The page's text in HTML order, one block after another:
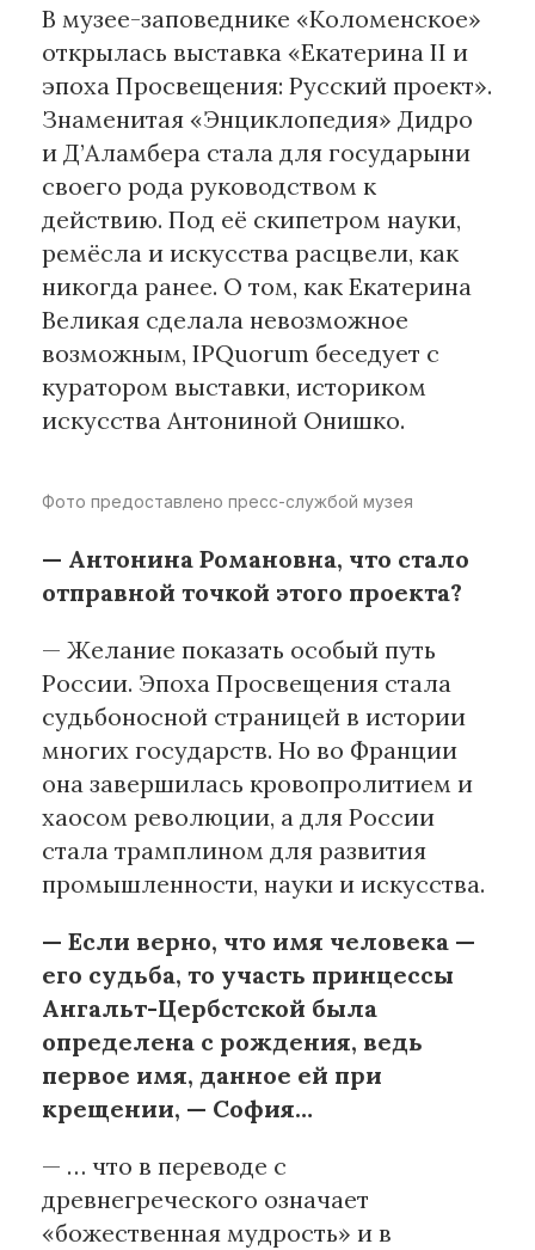
Медиа
Образование
Издательское дело
Музыка
Музеи
Материалы партнеров
АКИ
Artists / Художники.РФ
n'RIS
Онлайн патент
Цифровой Сарафан
В музее-заповеднике «Коломенское»
открылась выставка «Екатерина II и
эпоха Просвещения: Русский проект».
Знаменитая «Энциклопедия» Дидро
и Д’Аламбера стала для государыни
своего рода руководством к
действию. Под её скипетром науки,
ремёсла и искусства расцвели, как
никогда ранее. О том, как Екатерина
Великая сделала невозможное
возможным, IPQuorum беседует с
куратором выставки, историком
искусства Антониной Онишко.
Фото предоставлено пресс-службой музея
— Антонина Романовна, что стало
отправной точкой этого проекта?
— Желание показать особый путь
России. Эпоха Просвещения стала
судьбоносной страницей в истории
многих государств. Но во Франции
она завершилась кровопролитием и
хаосом революции, а для России
стала трамплином для развития
промышленности, науки и искусства.
— Если верно, что имя человека —
его судьба, то участь принцессы
Ангальт-Цербстской была
определена с рождения, ведь
первое имя, данное ей при
крещении, — София…
— … что в переводе с
древнегреческого означает
«божественная мудрость» и в